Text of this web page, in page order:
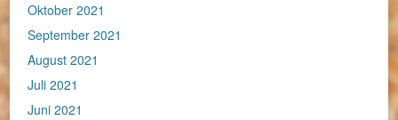
Oktober 2021
September 2021
August 2021
Juli 2021
Juni 2021